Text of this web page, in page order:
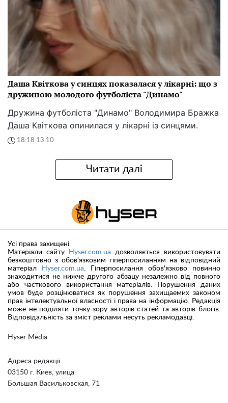
Даша Квіткова у синцях показалася у лікарні: що з
дружиною молодого футболіста "Динамо"
Дружина футболіста "Динамо" Володимира Бражка
Даша Квіткова опинилася у лікарні із синцями.
18:18 13.10
Читати далі
Hyser Media
Адреса редакції
03150 г. Киев, улица
Большая Васильковская, 71
Усі права захищені.
Матеріали сайту
Hyser.com.ua дозволяється використовувати
безкоштовно з обов'язковим гіперпосиланням на відповідний
матеріал
Hyser.com.ua . Гіперпосилання обов'язково повинно
знаходитися не нижче другого абзацу незалежно від повного
або часткового використання матеріалів. Порушення даних
умов буде розцінюватися як порушення захищаемих законом
прав інтелектуальної власності і права на інформацію. Редакція
може не поділяти точку зору авторів статей та авторів блогів.
Відповідальність за зміст реклами несуть рекламодавці.